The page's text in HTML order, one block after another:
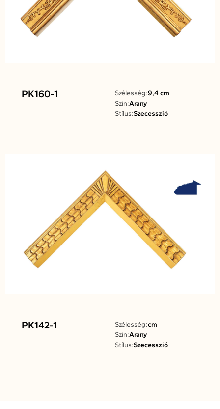
PK160-1 Szélesség:9,4 cm
Szín:Arany
Stílus:Szecesszió
PK142-1 Szélesség:cm
Szín:Arany
Stílus:Szecesszió